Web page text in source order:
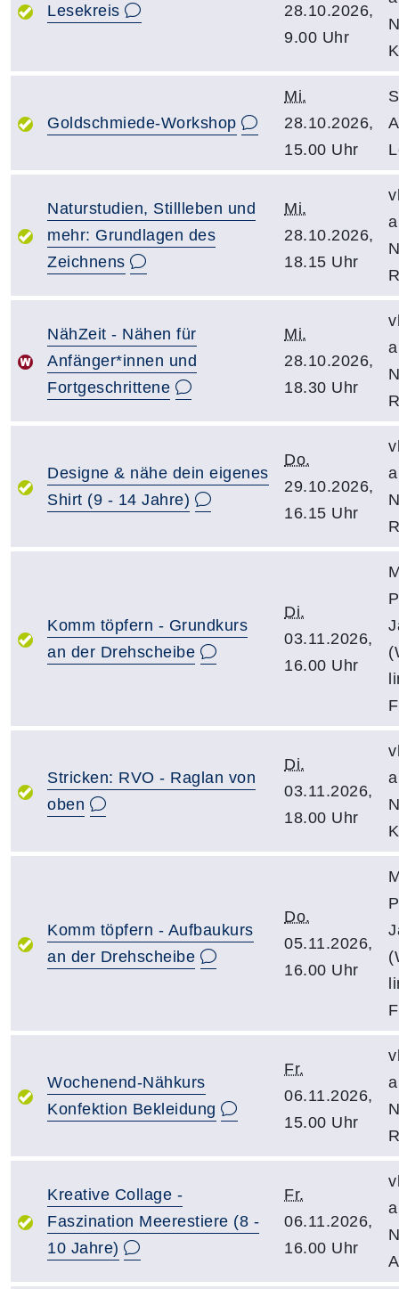
Lesekreis
28.10.2026,
9.00 Uhr
Goldschmiede-Workshop
Mi.
28.10.2026,
15.00 Uhr
Naturstudien, Stillleben und
mehr: Grundlagen des
Zeichnens
Mi.
28.10.2026,
18.15 Uhr
NähZeit - Nähen für
Anfänger*innen und
Fortgeschrittene
Mi.
28.10.2026,
18.30 Uhr
Designe & nähe dein eigenes
Shirt (9 - 14 Jahre)
Do.
29.10.2026,
16.15 Uhr
Komm töpfern - Grundkurs
an der Drehscheibe
Di.
03.11.2026,
16.00 Uhr
Stricken: RVO - Raglan von
oben
Di.
03.11.2026,
18.00 Uhr
Komm töpfern - Aufbaukurs
an der Drehscheibe
Do.
05.11.2026,
16.00 Uhr
Wochenend-Nähkurs
Konfektion Bekleidung
Fr.
06.11.2026,
15.00 Uhr
Kreative Collage -
Faszination Meerestiere (8 -
10 Jahre)
Fr.
06.11.2026,
16.00 Uhr